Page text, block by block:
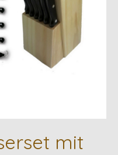
mit